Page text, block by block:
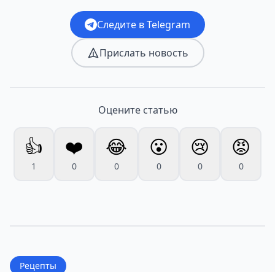
Следите в Telegram
Прислать новость
Оцените статью
👍
1
❤️
0
😂
0
😮
0
😢
0
😡
0
Рецепты